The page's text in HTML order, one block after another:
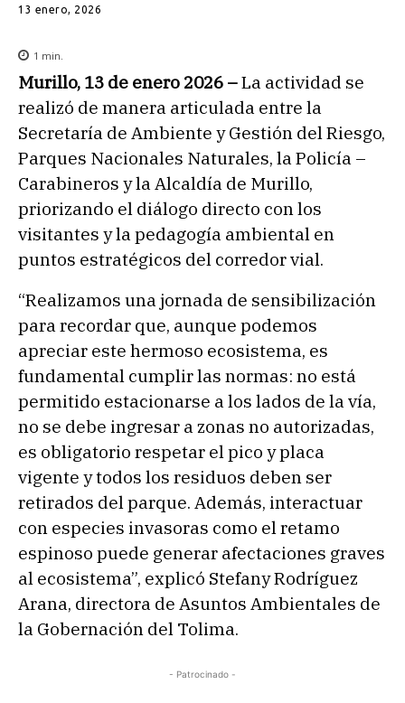
13 enero, 2026
1 min.
Murillo, 13 de enero 2026 –La actividad se
realizó de manera articulada entre la
Secretaría de Ambiente y Gestión del Riesgo,
Parques Nacionales Naturales, la Policía –
Carabineros y la Alcaldía de Murillo,
priorizando el diálogo directo con los
visitantes y la pedagogía ambiental en
puntos estratégicos del corredor vial.
“Realizamos una jornada de sensibilización
para recordar que, aunque podemos
apreciar este hermoso ecosistema, es
fundamental cumplir las normas: no está
permitido estacionarse a los lados de la vía,
no se debe ingresar a zonas no autorizadas,
es obligatorio respetar el pico y placa
vigente y todos los residuos deben ser
retirados del parque. Además, interactuar
con especies invasoras como el retamo
espinoso puede generar afectaciones graves
al ecosistema”, explicó Stefany Rodríguez
Arana, directora de Asuntos Ambientales de
la Gobernación del Tolima.
- Patrocinado -